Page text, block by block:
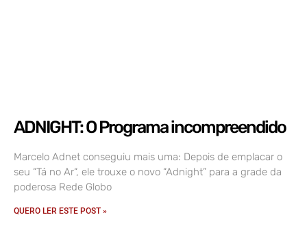
ADNIGHT: O Programa incompreendido
Marcelo Adnet conseguiu mais uma: Depois de emplacar o
seu “Tá no Ar“, ele trouxe o novo “Adnight” para a grade da
poderosa Rede Globo
QUERO LER ESTE POST »